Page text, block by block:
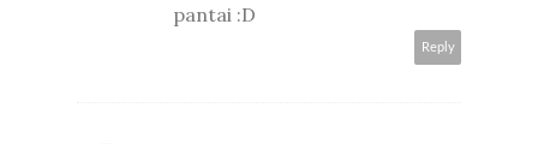
pantai :D
Reply